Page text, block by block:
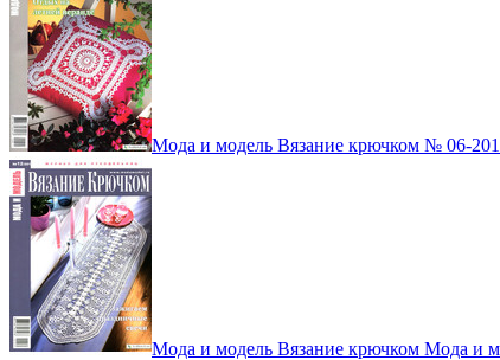
Мода и модель Вязание крючком № 06-
Мода и модель Вязание крючком Мода и